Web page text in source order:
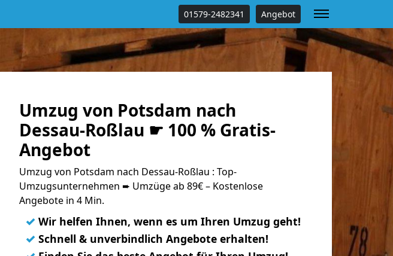
01579-2482341 Angebot
Umzug von Potsdam nach
Dessau-Roßlau ☛ 100 % Gratis-
Angebot
Umzug von Potsdam nach Dessau-Roßlau : Top-
Umzugsunternehmen ➨ Umzüge ab 89€ – Kostenlose
Angebote in 4 Min.
✓ Wir helfen Ihnen, wenn es um Ihren Umzug geht!
✓ Schnell & unverbindlich Angebote erhalten!